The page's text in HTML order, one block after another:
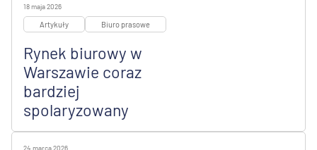
18 maja 2026
Artykuły Biuro prasowe
Rynek biurowy w
Warszawie coraz
bardziej
spolaryzowany
24 marca 2026